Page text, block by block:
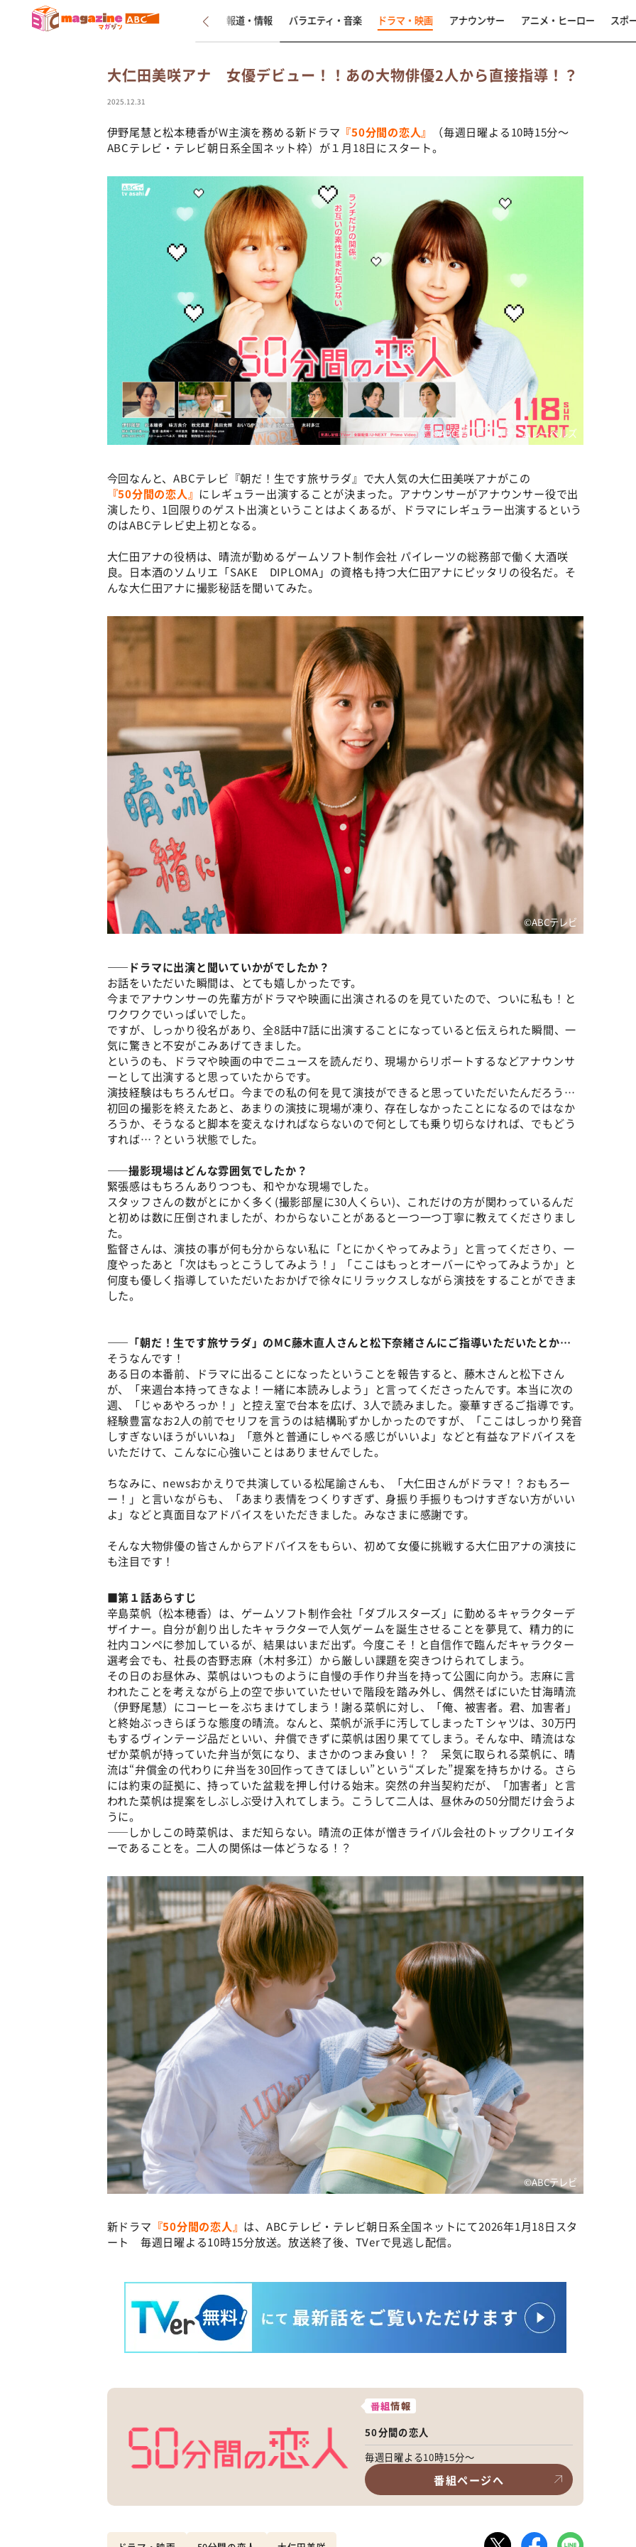
新着 インタビュー 報道・情報 バラエティ・音楽 ドラマ・映画 アナウンサー アニメ・ヒーロー スポ
大仁田美咲アナ 女優デビュー！！あの大物俳優2人から直接指導！？
2025.12.31
伊野尾慧と松本穂香がW主演を務める新ドラマ 『50分間の恋人』
（毎週日曜よる10時15分～
ABCテレビ・テレビ朝日系全国ネット枠）が１月18日にスタート。
©ABCテレビ・ストームレーベルズ
今回なんと、ABCテレビ『朝だ！生です旅サラダ』で大人気の大仁田美咲アナがこの
『50分間の恋人』 にレギュラー出演することが決まった。アナウンサーがアナウンサー役で出
演したり、1回限りのゲスト出演ということはよくあるが、ドラマにレギュラー出演するという
のはABCテレビ史上初となる。
大仁田アナの役柄は、晴流が勤めるゲームソフト制作会社 パイレーツの総務部で働く大酒咲
良。日本酒のソムリエ「SAKE DIPLOMA」の資格も持つ大仁田アナにピッタリの役名だ。そ
んな大仁田アナに撮影秘話を聞いてみた。
©️ABCテレビ
――ドラマに出演と聞いていかがでしたか？
お話をいただいた瞬間は、とても嬉しかったです。
今までアナウンサーの先輩方がドラマや映画に出演されるのを見ていたので、ついに私も！と
ワクワクでいっぱいでした。
ですが、しっかり役名があり、全8話中7話に出演することになっていると伝えられた瞬間、一
気に驚きと不安がこみあげてきました。
というのも、ドラマや映画の中でニュースを読んだり、現場からリポートするなどアナウンサ
ーとして出演すると思っていたからです。
演技経験はもちろんゼロ。今までの私の何を見て演技ができると思っていただいたんだろう…
初回の撮影を終えたあと、あまりの演技に現場が凍り、存在しなかったことになるのではなか
ろうか、そうなると脚本を変えなければならないので何としても乗り切らなければ、でもどう
すれば…？という状態でした。
――撮影現場はどんな雰囲気でしたか？
緊張感はもちろんありつつも、和やかな現場でした。
スタッフさんの数がとにかく多く(撮影部屋に30人くらい)、これだけの方が関わっているんだ
と初めは数に圧倒されましたが、わからないことがあると一つ一つ丁寧に教えてくださりまし
た。
監督さんは、演技の事が何も分からない私に「とにかくやってみよう」と言ってくださり、一
度やったあと「次はもっとこうしてみよう！」「ここはもっとオーバーにやってみようか」と
何度も優しく指導していただいたおかげで徐々にリラックスしながら演技をすることができま
した。
――「朝だ！生です旅サラダ」のMC藤木直人さんと松下奈緒さんにご指導いただいたとか…
そうなんです！
ある日の本番前、ドラマに出ることになったということを報告すると、藤木さんと松下さん
が、「来週台本持ってきなよ！一緒に本読みしよう」と言ってくださったんです。本当に次の
週、「じゃあやろっか！」と控え室で台本を広げ、3人で読みました。豪華すぎるご指導です。
経験豊富なお2人の前でセリフを言うのは結構恥ずかしかったのですが、「ここはしっかり発音
しすぎないほうがいいね」「意外と普通にしゃべる感じがいいよ」などと有益なアドバイスを
いただけて、こんなに心強いことはありませんでした。
ちなみに、newsおかえりで共演している松尾諭さんも、「大仁田さんがドラマ！？おもろー
ー！」と言いながらも、「あまり表情をつくりすぎず、身振り手振りもつけすぎない方がいい
よ」などと真面目なアドバイスをいただきました。みなさまに感謝です。
そんな大物俳優の皆さんからアドバイスをもらい、初めて女優に挑戦する大仁田アナの演技に
も注目です！
■第１話あらすじ
辛島菜帆（松本穂香）は、ゲームソフト制作会社「ダブルスターズ」に勤めるキャラクターデ
ザイナー。自分が創り出したキャラクターで人気ゲームを誕生させることを夢見て、精力的に
社内コンペに参加しているが、結果はいまだ出ず。今度こそ！と自信作で臨んだキャラクター
選考会でも、社長の杏野志麻（木村多江）から厳しい課題を突きつけられてしまう。
その日のお昼休み、菜帆はいつものように自慢の手作り弁当を持って公園に向かう。志麻に言
われたことを考えながら上の空で歩いていたせいで階段を踏み外し、偶然そばにいた甘海晴流
（伊野尾慧）にコーヒーをぶちまけてしまう！謝る菜帆に対し、「俺、被害者。君、加害者」
と終始ぶっきらぼうな態度の晴流。なんと、菜帆が派手に汚してしまったＴシャツは、30万円
もするヴィンテージ品だといい、弁償できずに菜帆は困り果ててしまう。そんな中、晴流はな
ぜか菜帆が持っていた弁当が気になり、まさかのつまみ食い！？ 呆気に取られる菜帆に、晴
流は“弁償金の代わりに弁当を30回作ってきてほしい”という“ズレた”提案を持ちかける。さら
には約束の証拠に、持っていた盆栽を押し付ける始末。突然の弁当契約だが、「加害者」と言
われた菜帆は提案をしぶしぶ受け入れてしまう。こうして二人は、昼休みの50分間だけ会うよ
うに。
――しかしこの時菜帆は、まだ知らない。晴流の正体が憎きライバル会社のトップクリエイタ
ーであることを。二人の関係は一体どうなる！？
©️ABCテレビ
新ドラマ 『50分間の恋人』 は、ABCテレビ・テレビ朝日系全国ネットにて2026年1月18日スタ
ート 毎週日曜よる10時15分放送。放送終了後、TVerで見逃し配信。
番組情報
50分間の恋人
毎週日曜よる10時15分～
番組ページへ